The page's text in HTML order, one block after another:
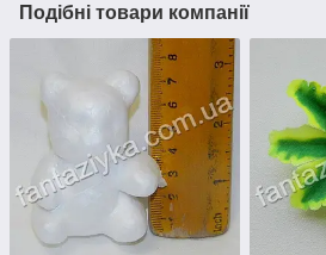
Подібні товари компанії